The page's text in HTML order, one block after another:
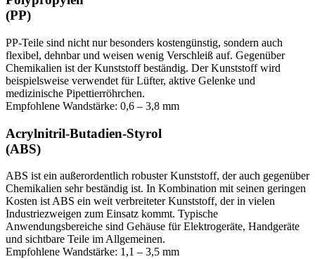
(PP)
PP-Teile sind nicht nur besonders kostengünstig, sondern auch
flexibel, dehnbar und weisen wenig Verschleiß auf. Gegenüber
Chemikalien ist der Kunststoff beständig. Der Kunststoff wird
beispielsweise verwendet für Lüfter, aktive Gelenke und
medizinische Pipettierröhrchen.
Empfohlene Wandstärke: 0,6 – 3,8 mm
Acrylnitril-Butadien-Styrol
(ABS)
ABS ist ein außerordentlich robuster Kunststoff, der auch gegenüber
Chemikalien sehr beständig ist. In Kombination mit seinen geringen
Kosten ist ABS ein weit verbreiteter Kunststoff, der in vielen
Industriezweigen zum Einsatz kommt. Typische
Anwendungsbereiche sind Gehäuse für Elektrogeräte, Handgeräte
und sichtbare Teile im Allgemeinen.
Empfohlene Wandstärke: 1,1 – 3,5 mm